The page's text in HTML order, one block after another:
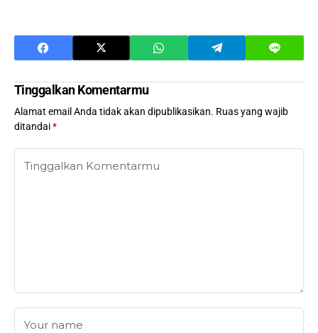
Tinggalkan Komentarmu
Alamat email Anda tidak akan dipublikasikan. Ruas yang wajib
ditandai*